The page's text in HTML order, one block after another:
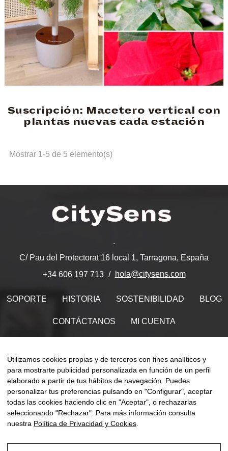
Suscripción: Macetero vertical con
plantas nuevas cada estación
Mostrar 1-5 de 5 elemento(s)
.
C/ Pau del Protectorat 16 local 1, Tarragona, España
+34 606 197 713
hola@citysens.com
SOPORTE HISTORIA SOSTENIBILIDAD BLOG
CONTÁCTANOS MI CUENTA
ES 0
Utilizamos cookies propias y de terceros con fines analíticos y
para mostrarte publicidad personalizada en función de un perfil
elaborado a partir de tus hábitos de navegación. Puedes
personalizar tus preferencias pulsando en "Configurar", aceptar
todas las cookies haciendo clic en "Aceptar", o rechazarlas
seleccionando "Rechazar". Para más información consulta
nuestra Política de Privacidad y Cookies